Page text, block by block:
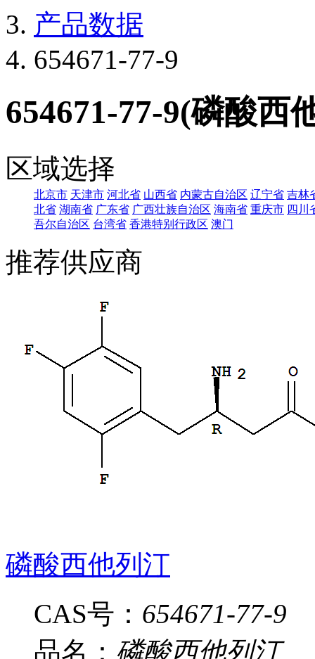
产品数据
654671-77-9
654671-77-9(磷酸西
区域选择
北京市 天津市 河北省 山西省 内蒙古自治区 辽宁省 吉林
北省 湖南省 广东省 广西壮族自治区 海南省 重庆市 四川
吾尔自治区 台湾省 香港特别行政区 澳门
推荐供应商
磷酸西他列汀
CAS号： 654671-77-9
品名： 磷酸西他列汀